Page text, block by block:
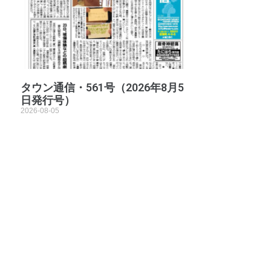
タウン通信・561号（2026年8月5
日発行号）
2026-08-05